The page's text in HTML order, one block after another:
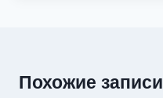
Похожие записи